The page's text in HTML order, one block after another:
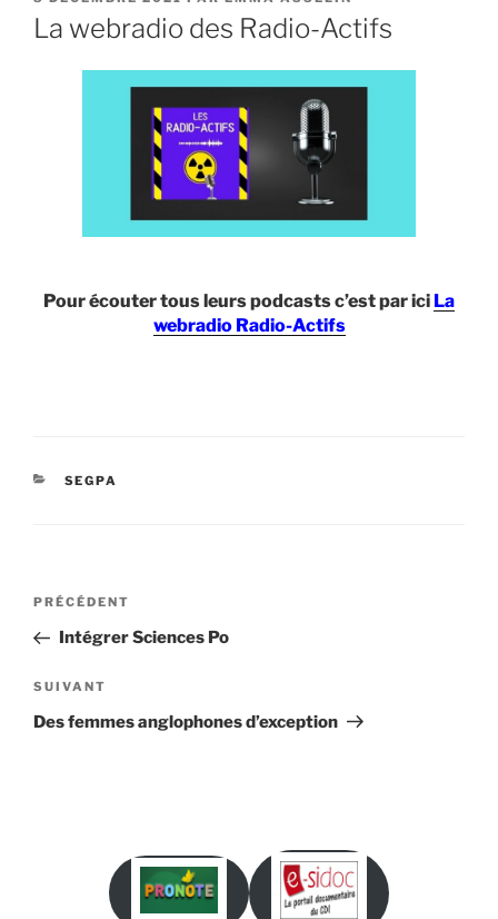
LE
La webradio des Radio-Actifs
Pour écouter tous leurs podcasts c’est par ici La
webradio Radio-Actifs
CATÉGORIES
SEGPA
Navigation
l’article
Article
précédent
PRÉCÉDENT
Intégrer Sciences Po
Article
suivant
SUIVANT
Des femmes anglophones d’exception